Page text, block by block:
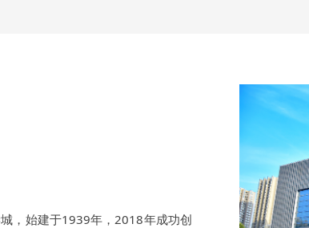
，始建于1939年，2018年成功创